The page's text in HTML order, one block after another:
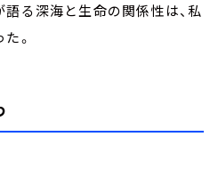
る深海と生命の関係性は、私
。